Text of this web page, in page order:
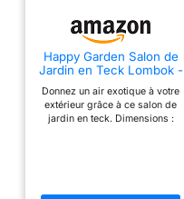
Happy Garden Salon de
Jardin en Teck Lombok -
8 Places
Donnez un air exotique à votre
extérieur grâce à ce salon de
jardin en teck. Dimensions :